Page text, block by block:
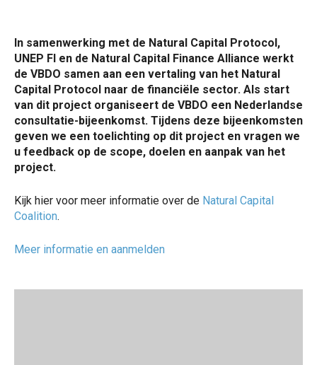
In samenwerking met de Natural Capital Protocol,
UNEP FI en de Natural Capital Finance Alliance werkt
de VBDO samen aan een vertaling van het Natural
Capital Protocol naar de financiële sector. Als start
van dit project organiseert de VBDO een Nederlandse
consultatie-bijeenkomst. Tijdens deze bijeenkomsten
geven we een toelichting op dit project en vragen we
u feedback op de scope, doelen en aanpak van het
project.
Kijk hier voor meer informatie over de Natural Capital
Coalition.
Meer informatie en aanmelden